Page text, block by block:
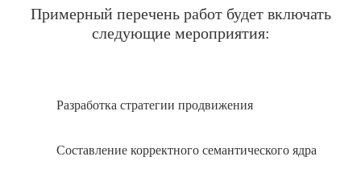
Примерный перечень работ будет включать
следующие мероприятия:
Разработка стратегии продвижения
Составление корректного семантического ядра